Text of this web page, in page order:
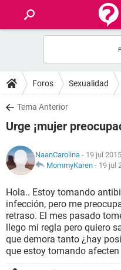
FORUMS
SALUD
FAMILIA
NUTRICIÓN
BIENESTAR
SEXUALIDAD
GLOSARIO
Foros Sexualidad
Tema Anterior
Urge ¡mujer
NaanCarolina - 19 jul
MommyKaren - 19 jul
Hola.. Estoy tomando
infección, pero me
retraso. El mes pasado
llego mi regla pero quiero
que demora tanto ¿hay
que estoy tomando afecten